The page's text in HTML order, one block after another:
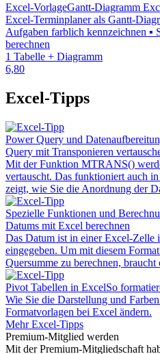
Excel-VorlageGantt-Diagramm
Excel-Terminplaner als Gantt-
Aufgaben farblich kennzeichnen ▪
berechnen
1 Tabelle + Diagramm
6,80
Excel-Tipps
Power Query und
Query mit Transponieren
Mit der Funktion MTRANS()
vertauscht. Das funktioniert auch
zeigt, wie Sie die Anordnung der
Spezielle Funktionen und
Datums mit Excel berechnen
Das Datum ist in einer Excel-Zelle
eingegeben. Um mit diesem
Quersumme zu berechnen, braucht
Pivot Tabellen in ExcelSo
Wie Sie die Darstellung und
Formatvorlagen bei Excel ändern.
Mehr Excel-Tipps
Premium-Mitglied werden
Mit der Premium-Mitgliedschaft